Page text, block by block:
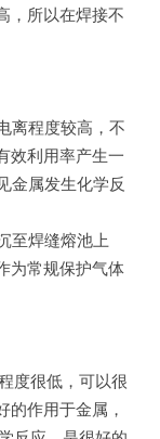
，所以在焊接不
离程度较高，不
效利用率产生一
金属发生化学反
至焊缝熔池上
为常规保护气体
度很低，可以很
的作用于金属，